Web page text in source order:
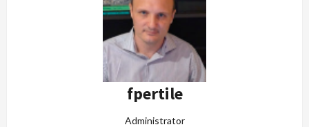
fpertile
Administrator